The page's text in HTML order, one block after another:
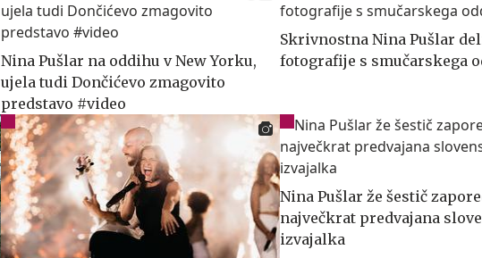
Nina Pušlar na oddihu v New Yorku,
ujela tudi Dončićevo zmagovito
predstavo #video
Skrivnostna Nina Pušlar
fotografije s smučarskega
Nina Pušlar že šestič
največkrat predvajana
izvajalka